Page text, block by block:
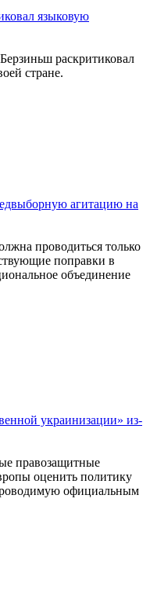
языковую
раскритиковал
стране.
агитацию на
проводиться только
поправки в
объединение
украинизации» из-
правозащитные
оценить политику
официальным